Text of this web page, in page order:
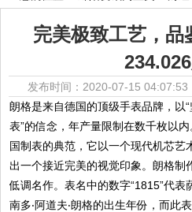
完美极致工艺，品
发布时间：2020-07-15
朗格是来自德国的顶级手表品牌，以
表”的信念，年产量限制在数千枚以
国制表的典范，它以一个现代机芯艺
出一个接近完美的视觉印象。朗格制
低调名作。表名中的数字“1815”代
南多‧阿道夫‧朗格的出生年份，而此